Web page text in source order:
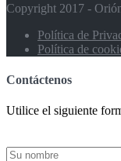
Copyright 2017 -
Política de
Política de
Contáctenos
Utilice el siguiente